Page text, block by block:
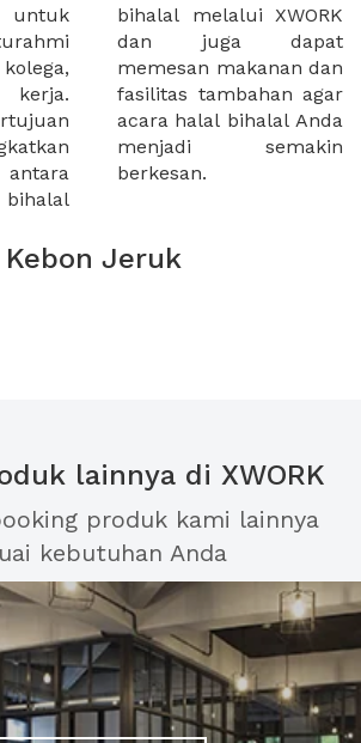
kerja.
dan
agar
Anda
berkesan.
Kebon Jeruk
lainnya di XWORK
produk kami lainnya
kebutuhan Anda